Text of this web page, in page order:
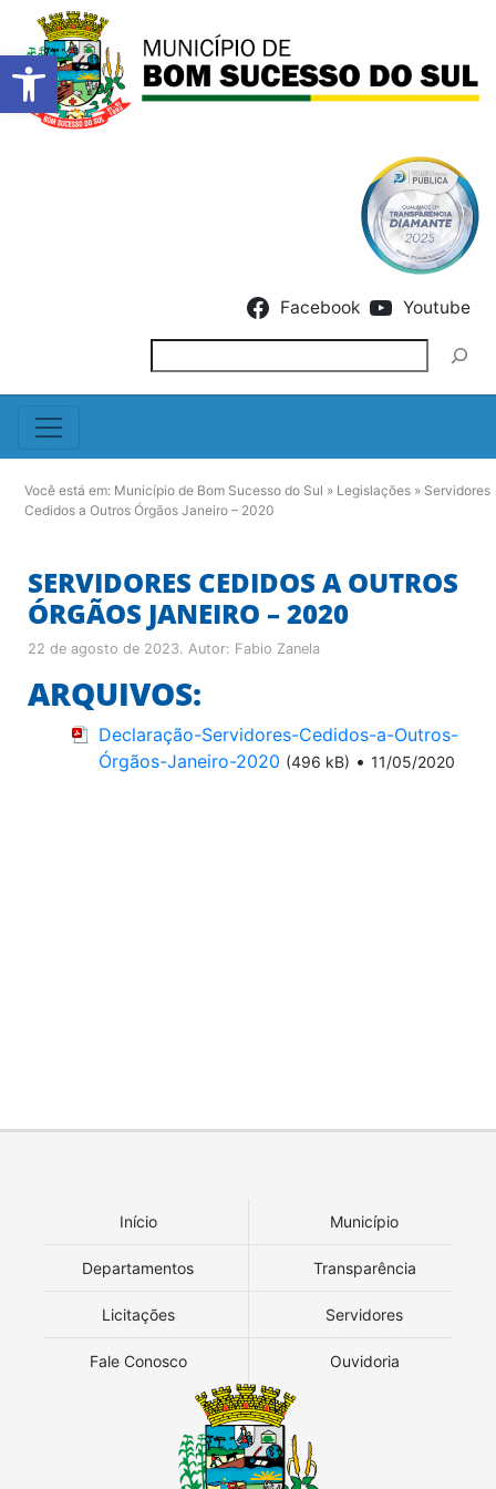
Barra de Ferramentas
Facebook Youtube
Você está em: Município de Bom Sucesso do Sul » Legislações » Servidores
Cedidos a Outros Órgãos Janeiro – 2020
SERVIDORES CEDIDOS A OUTROS
ÓRGÃOS JANEIRO – 2020
22 de agosto de 2023. Autor: Fabio Zanela
ARQUIVOS:
Declaração-Servidores-Cedidos-a-Outros-
Órgãos-Janeiro-2020 (496 kB) • 11/05/2020
Início Município
Departamentos Transparência
Licitações Servidores
Fale Conosco Ouvidoria